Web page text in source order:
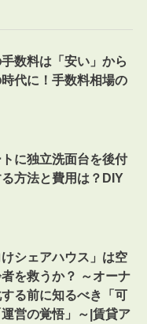
数料は「安い」から
時代に！手数料相場の
に独立洗面台を後付
方法と費用は？DIY
けシェアハウス」は空
を救うか？ ～オーナ
る前に知るべき「可
営の覚悟」～|賃貸ア